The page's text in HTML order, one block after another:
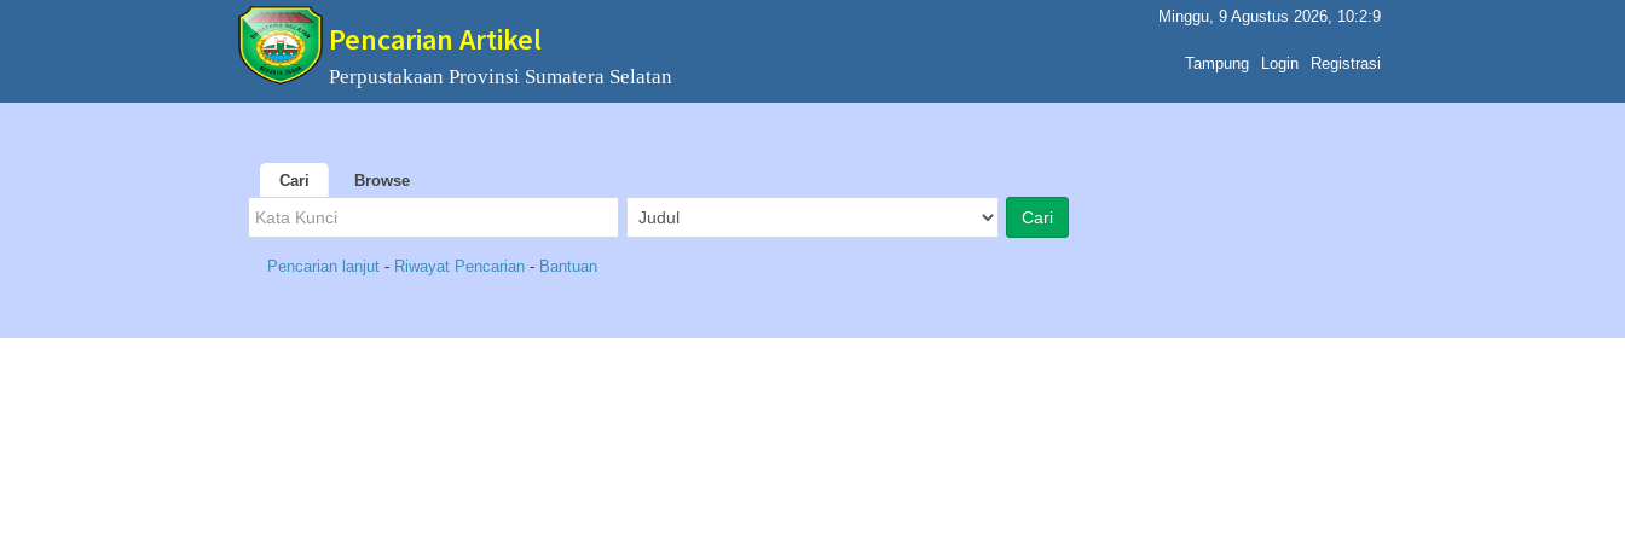
Pencarian Artikel
Perpustakaan Provinsi Sumatera Selatan
Minggu, 9 Agustus 2026, 10:2:9
Tampung Login Registrasi
Cari Browse
Pencarian lanjut - Riwayat Pencarian - Bantuan